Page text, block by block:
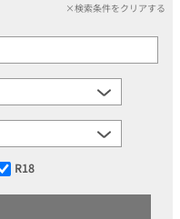
×検索条件をクリアする
R18